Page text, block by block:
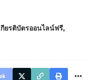
กียรติบัตรออนไลน์ฟรี